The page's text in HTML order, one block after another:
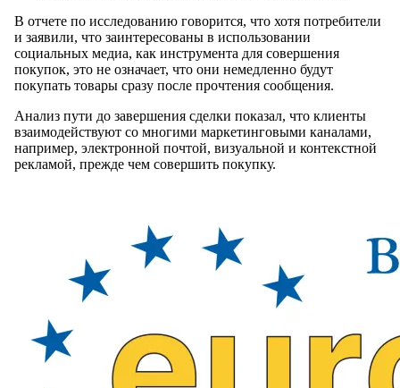
В отчете по исследованию говорится, что хотя потребители
и заявили, что заинтересованы в использовании
социальных медиа, как инструмента для совершения
покупок, это не означает, что они немедленно будут
покупать товары сразу после прочтения сообщения.
Анализ пути до завершения сделки показал, что клиенты
взаимодействуют со многими маркетинговыми каналами,
например, электронной почтой, визуальной и контекстной
рекламой, прежде чем совершить покупку.